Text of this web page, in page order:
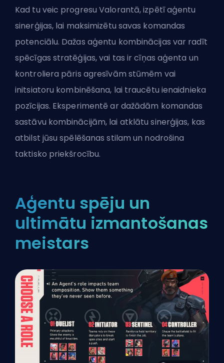
Kad tu veic progresu Valorantā, izpētī aģentu
sinerģijas, lai maksimizētu savas komandas
potenciālu. Dažas aģentu kombinācijas var radīt
spēcīgas stratēģijas, vai tas ir cīņas aģenta un
kontroliera pāris agresīvām stūmēm vai
initsiatoru kombinēšana, lai traucētu ienaidnieka
pozīcijas. Eksperimentē ar dažādām komandas
sastāvu kombinācijām, lai atklātu sinerģijas, kas
atbilst jūsu spēlēšanas stilam un nodrošina
taktisko priekšrocību.
Aģentu spēju un
ultimātu izmantošanas
meistars